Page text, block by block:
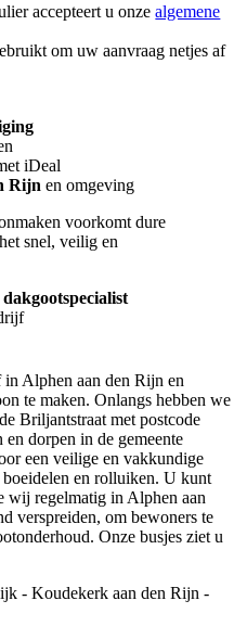
accepteert u onzealgemene
om uw aanvraag netjes af
iDeal
Rijn en omgeving
voorkomt dure
snel, veilig en
Alphen aan den Rijn en
te maken. Onlangs hebben we
Briljantstraat met postcode
dorpen in de gemeente
een veilige en vakkundige
en rolluiken. U kunt
wij regelmatig in Alphen aan
verspreiden, om bewoners te
Onze busjes ziet u
- Koudekerk aan den Rijn -